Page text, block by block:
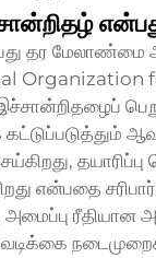
தர மேலாண்மை
Organization
தயாரிப்பு
என்பதை
ரீதியான